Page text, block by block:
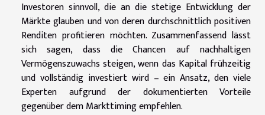
Investoren sinnvoll, die an die stetige Entwicklung der
Märkte glauben und von deren durchschnittlich positiven
Renditen profitieren möchten. Zusammenfassend lässt
sich sagen, dass die Chancen auf nachhaltigen
Vermögenszuwachs steigen, wenn das Kapital frühzeitig
und vollständig investiert wird – ein Ansatz, den viele
Experten aufgrund der dokumentierten Vorteile
gegenüber dem Markttiming empfehlen.